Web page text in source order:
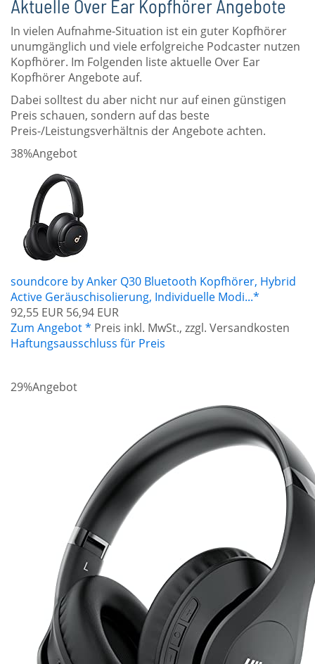
Aktuelle Over Ear Kopfhörer Angebote
In vielen Aufnahme-Situation ist ein guter Kopfhörer
unumgänglich und viele erfolgreiche Podcaster nutzen
Kopfhörer. Im Folgenden liste aktuelle Over Ear
Kopfhörer Angebote auf.
Dabei solltest du aber nicht nur auf einen günstigen
Preis schauen, sondern auf das beste
Preis-/Leistungsverhältnis der Angebote achten.
38%Angebot
soundcore by Anker Q30 Bluetooth Kopfhörer, Hybrid
Active Geräuschisolierung, Individuelle Modi...*
92,55 EUR 56,94 EUR
Zum Angebot * Preis inkl. MwSt., zzgl. Versandkosten
Haftungsausschluss für Preis
29%Angebot